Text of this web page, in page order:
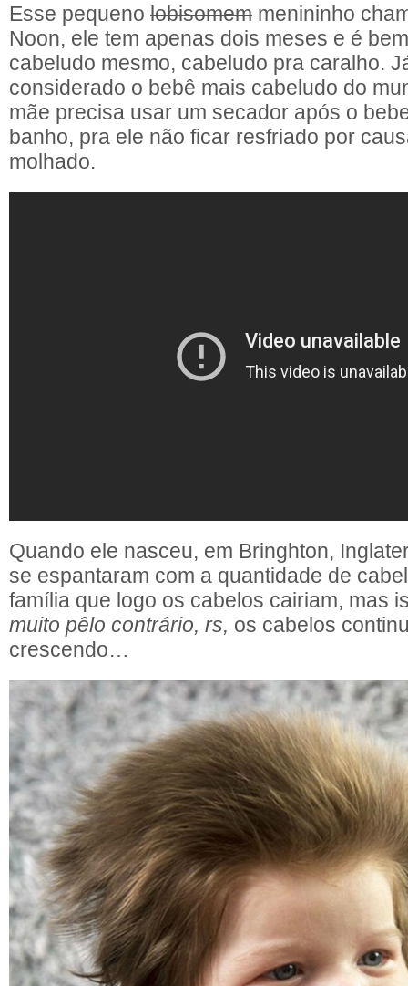
Esse pequeno lobisomem menininho
Noon, ele tem apenas dois meses e é
cabeludo mesmo, cabeludo pra caralho.
considerado o bebê mais cabeludo do
mãe precisa usar um secador após o
banho, pra ele não ficar resfriado por
molhado.
Quando ele nasceu, em Bringhton,
se espantaram com a quantidade de
família que logo os cabelos cairiam, mas
muito pêlo contrário, rs, os cabelos
crescendo…